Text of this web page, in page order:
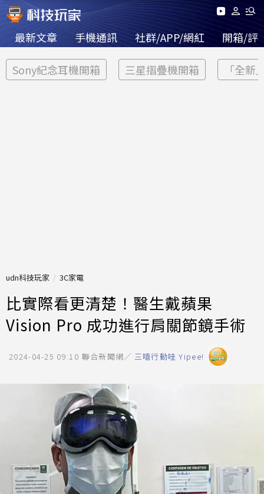
最新文章 手機通訊 社群/APP/網紅 開箱/評
Sony紀念耳機開箱 三星摺疊機開箱 「全新
udn科技玩家 3C家電
比實際看更清楚！醫生戴蘋果
Vision Pro 成功進行肩關節鏡手術
2024-04-25 09:10 聯合新聞網／ 三嘻行動哇 Yipee!